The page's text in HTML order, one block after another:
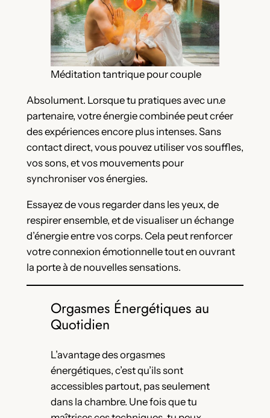
Méditation tantrique pour couple
Absolument. Lorsque tu pratiques avec un.e
partenaire, votre énergie combinée peut créer
des expériences encore plus intenses. Sans
contact direct, vous pouvez utiliser vos souffles,
vos sons, et vos mouvements pour
synchroniser vos énergies.
Essayez de vous regarder dans les yeux, de
respirer ensemble, et de visualiser un échange
d’énergie entre vos corps. Cela peut renforcer
votre connexion émotionnelle tout en ouvrant
la porte à de nouvelles sensations.
Orgasmes Énergétiques au
Quotidien
L’avantage des orgasmes
énergétiques, c’est qu’ils sont
accessibles partout, pas seulement
dans la chambre. Une fois que tu